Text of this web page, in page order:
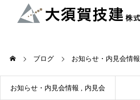
檜の家
ブログ お知らせ・内見会情報
お知らせ・内見会情報 内見会